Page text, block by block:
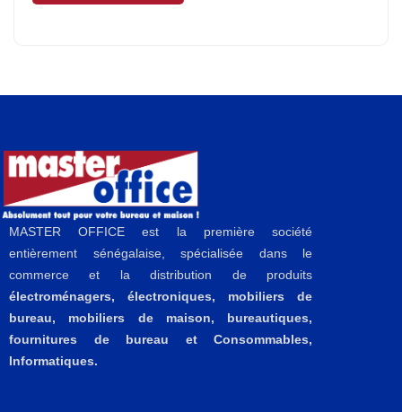
MASTER OFFICE est la première société
entièrement sénégalaise, spécialisée dans le
commerce et la distribution de produits
électroménagers, électroniques, mobiliers de
bureau, mobiliers de maison, bureautiques,
fournitures de bureau et Consommables,
Informatiques.